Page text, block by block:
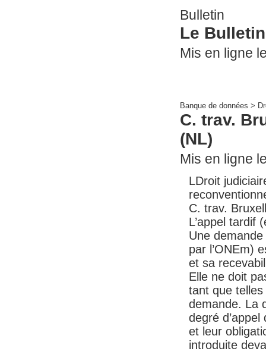
Bulletin
Le
Mis en ligne
Banque de données >
C. trav.
(NL)
Mis en ligne
LDroit
C. trav.
L’appel tardif
Une demande
par l’ONEm)
et sa
Elle ne doit
tant que
demande. La
degré
et leur
introduite